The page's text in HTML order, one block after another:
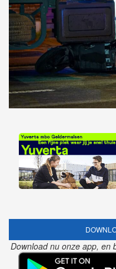
Download nu onze app, en